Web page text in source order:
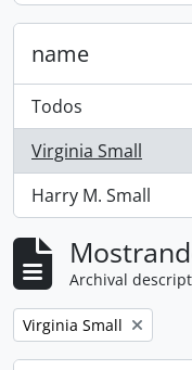
name
Todos
Virginia Small
, 1 resultados
Harry M. Small
, 1 resultados
Archival
Remove filter:
Virginia Small